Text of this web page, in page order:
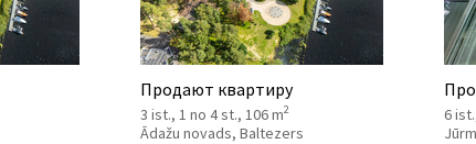
Продают квартиру
3 ist., 1 no 4 st., 106 m2
Ādažu novads, Baltezers
6